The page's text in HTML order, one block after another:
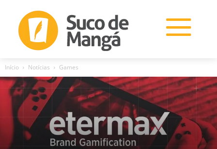
Início Notícias Games